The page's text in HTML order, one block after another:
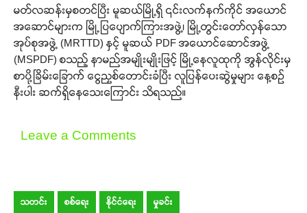
မတ်လဆန်းမှစတင်ပြီး မူဆယ်မြို့ရှိ ၎င်းလက်နက်ကိုင် အယောင်
အဆောင်များက မြို့ပြပျောက်ကြားအဖွဲ့၊ မြို့တွင်းတော်လှန်သော
အုပ်စုအဖွဲ့ (MRTTD) နှင့် မူဆယ် PDF အယောင်ဆောင်အဖွဲ့
(MSPDF) စသည့် နာမည်အမျိုးမျိုးဖြင့် မြို့နေလူထုကို အွန်လိုင်းမှ
စာပို့ခြိမ်းခြောက် ငွေညှစ်တောင်းခံပြီး လူပြန်ပေးဆွဲမှုများ နေ့စဉ်
နီးပါး ဆက်ရှိနေသေးကြောင်း သိရသည်။
Leave a Comments
သတင်း စစ်ရေး နိုင်ငံရေး မှုခင်း